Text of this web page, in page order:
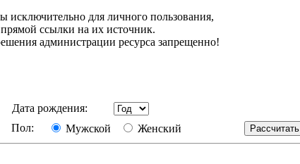
исключительно для личного пользования,
ссылки на их источник.
администрации ресурса запрещенно!
Дата рождения:
Пол:
Мужской Женский Рассчитать